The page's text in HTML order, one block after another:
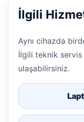
İlgili
Aynı cihazda
İlgili teknik servis
ulaşabilirsiniz.